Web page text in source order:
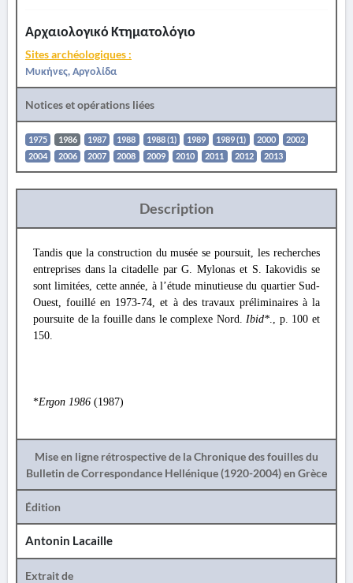
Αρχαιολογικό Κτηματολόγιο
Sites archéologiques :
Μυκήνες, Αργολίδα
Notices et opérations liées
1975 1986 1987 1988 1988 (1) 1989 1989 (1) 2000
2002
2004
2006 2007 2008 2009 2010 2011 2012 2013
Description
Tandis que la construction du musée se poursuit, les recherches
entreprises dans la citadelle par G. Mylonas et S. Iakovidis se
sont limitées, cette année, à l’étude minutieuse du quartier Sud-
Ouest, fouillé en 1973-74, et à des travaux préliminaires à la
poursuite de la fouille dans le complexe Nord.Ibid*., p. 100 et
150.
*Ergon 1986 (1987)
Mise en ligne rétrospective de la Chronique des fouilles du
Bulletin de Correspondance Hellénique (1920-2004) en Grèce
Édition
Antonin Lacaille
Extrait de